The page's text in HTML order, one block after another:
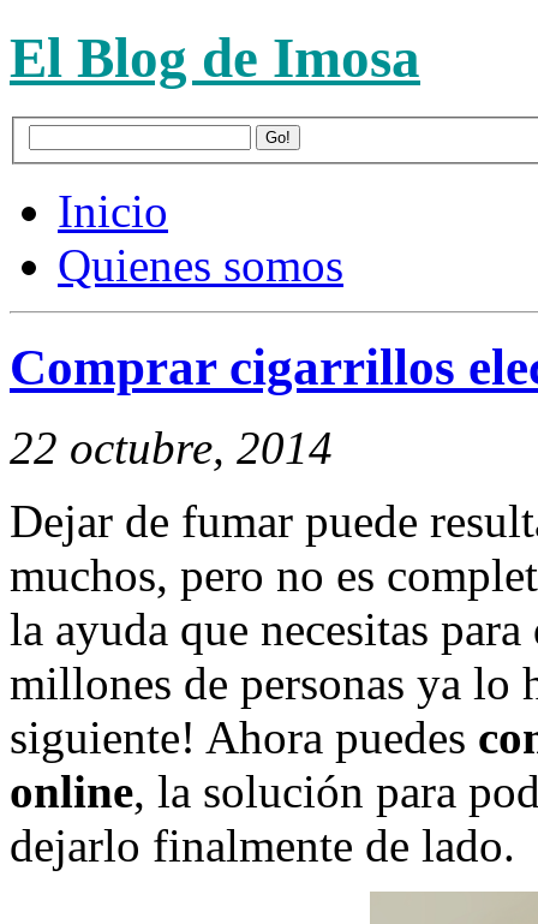
El Blog de Imosa
Inicio
Quienes somos
Comprar cigarrillos
22 octubre, 2014
Dejar de fumar puede
muchos, pero no es
la ayuda que necesitas
millones de personas ya lo
siguiente! Ahora puedes
online, la solución para
dejarlo finalmente de lado.